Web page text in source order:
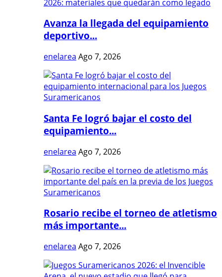
Avanza la llegada del equipamiento
deportivo...
enelarea Ago 7, 2026
Santa Fe logró bajar el costo del
equipamiento...
enelarea Ago 7, 2026
Rosario recibe el torneo de atletismo
más importante...
enelarea Ago 7, 2026